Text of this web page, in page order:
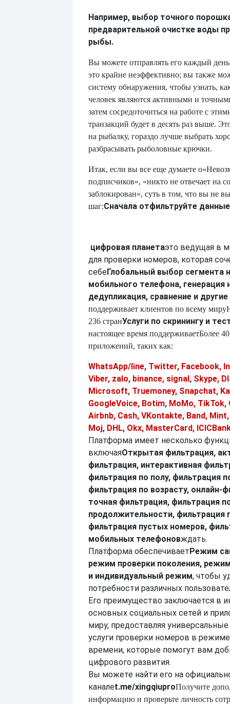
Например, выбор точного
предварительной очистке воды
рыбы.
Вы можете отправлять его каждый день
это крайне неэффективно; вы также
систему обнаружения, чтобы узнать,
человек являются активными и
затем сосредоточиться на работе с
транзакций будет в десять раз выше.
на рыбалку, гораздо лучше выбрать
разбрасывать рыболовные крючки.
Итак, если вы все еще думаете о
подписчиков», «никто не отвечает на
заблокирован», суть в том, что вы не
шаг:Сначала отфильтруйте
цифровая планетаэто ведущая в
для проверки номеров, которая
себеГлобальный выбор сегмента
мобильного телефона, генерация
дедупликация, сравнение и
поддерживает клиентов по всему миру
236 странУслуги по скринингу и
настоящее время поддерживаетБолее
приложений, таких как:
WhatsApp/line, Twitter, Facebook,
Viber, zalo, binance, signal, Skype,
Microsoft, Truemoney, Snapchat,
GoogleVoice, Botim, MoMo, TikTok,
Airbnb, Cash, VKontakte, Band,
Moj, DHL, Okx, MasterCard,
Платформа имеет несколько
включаяОткрытая фильтрация,
фильтрация, интерактивная
фильтрация по полу, фильтрация
фильтрация по возрасту, онлайн-
точная фильтрация, фильтрация
продолжительности, фильтрация
фильтрация пустых номеров,
мобильных телефоновждать.
Платформа обеспечиваетРежим
режим проверки поколения,
и индивидуальный режим, чтобы
потребности различных
Его преимущество заключается в
основных социальных сетей и
миру, предоставляя
услуги проверки номеров в
времени, которые помогут вам
цифрового развития.
Вы можете найти его на
каналеt.me/xingqiuproПолучите
информацию и проверьте личность